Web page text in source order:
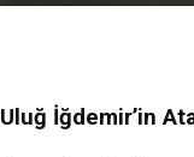
Uluğ İğdemir’in